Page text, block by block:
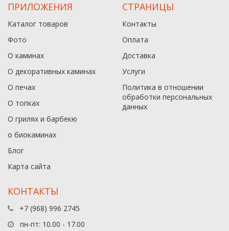
ПРИЛОЖЕНИЯ
Каталог товаров
Фото
О каминах
О декоративных каминах
О печах
О топках
О грилях и барбекю
о биокаминах
Блог
Карта сайта
СТРАНИЦЫ
Контакты
Оплата
Доставка
Услуги
Политика в отношении
обработки персональных
данныx
КОНТАКТЫ
+7 (968) 996 2745
пн-пт: 10.00 - 17.00